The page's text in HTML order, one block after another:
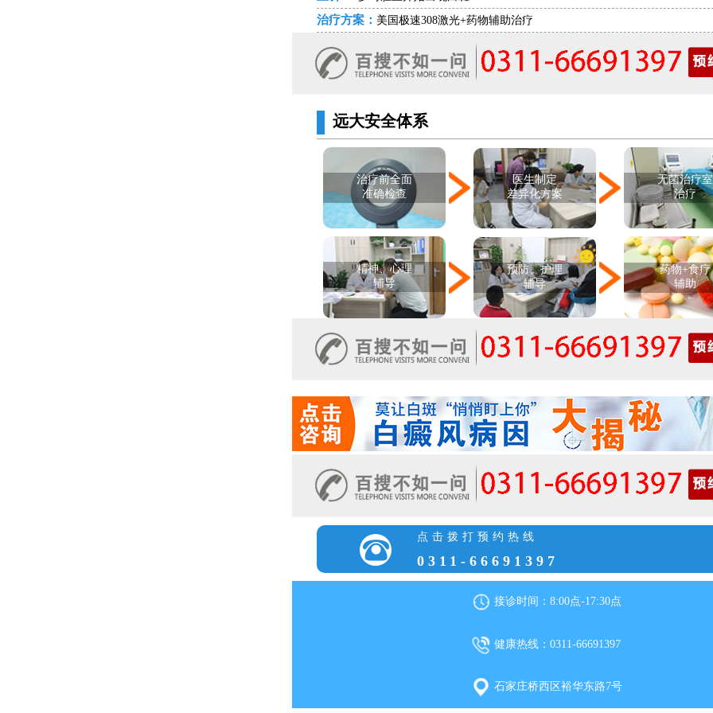
治疗方案： 美国极速308激光+药物辅助治疗
远大安全体系
治疗前全面
准确检查
医生制定
差异化方案
无菌治疗室
治疗
精神、心理
辅导
预防、护理
辅导
药物+食疗
辅助
点击拨打预约热线
0311-66691397
接诊时间：8:00点-17:30点
健康热线：0311-66691397
石家庄桥西区裕华东路7号